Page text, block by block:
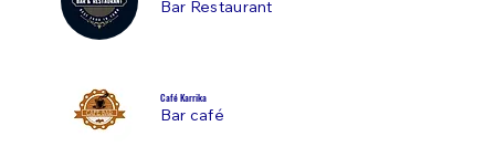
Bar Restaurant
Café Karrika
Bar café